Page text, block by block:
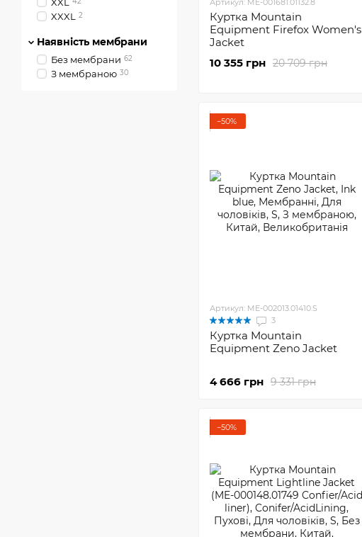
Артикул: ME-001681.01132.8
Куртка Mountain
Equipment Firefox Women's
Jacket
20 709 грн
10 355 грн
−50%
Артикул: ME-002013.01410.S
3
Куртка Mountain
Equipment Zeno Jacket
9 331 грн
4 666 грн
−50%
XXXL 2
44/164 0
46/170 0
48/176 0
Наявність мембрани
Без мембрани 62
З мембраною 30